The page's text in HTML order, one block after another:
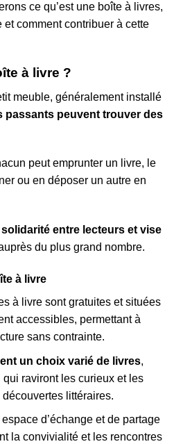
ce qu’est une boîte à livres,
comment contribuer à cette
à livre ?
meuble, généralement installé
passants peuvent trouver des
peut emprunter un livre, le
ou en déposer un autre en
solidarité entre lecteurs et vise
du plus grand nombre.
à livre
à livre sont gratuites et situées
accessibles, permettant à
sans contrainte.
un choix varié de livres,
raviront les curieux et les
littéraires.
d’échange et de partage
la convivialité et les rencontres